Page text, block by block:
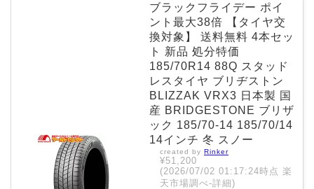
ブラックフライデー ポイ
ント最大38倍 【タイヤ交
換対象】 送料無料 4本セッ
ト 新品 処分特価
185/70R14 88Q スタッド
レスタイヤ ブリヂストン
BLIZZAK VRX3 日本製 国
産 BRIDGESTONE ブリザ
ック 185/70-14 185/70/14
14インチ 冬 スノー
created by Rinker
¥51,200
(2026/07/02 01:17:24時点 楽
天市場調べ-詳細)